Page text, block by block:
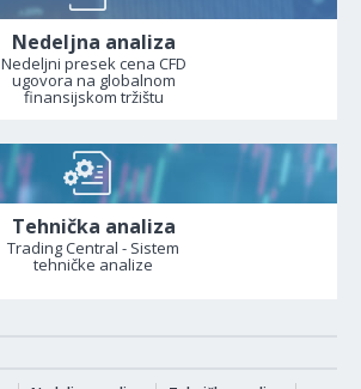
Nedeljna analiza
Nedeljni presek cena CFD
ugovora na globalnom
finansijskom tržištu
Tehnička analiza
Trading Central - Sistem
tehničke analize